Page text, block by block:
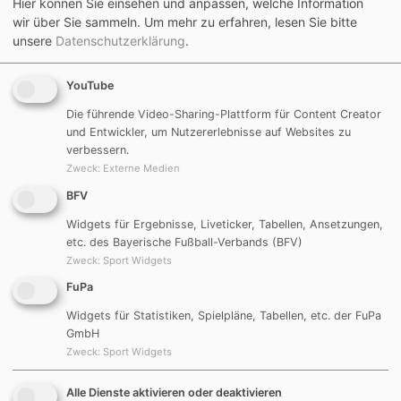
unter freiem Fußballhimmel bei uns für den
Seniorenbereich nach Pfingsten möglich sein wird.
Im Jugendbereich klären wir mit unseren Partnern in
den Spielgemeinschaften die weitere Vorgehensweise.
Der Kinderspielplatz ist ab sofort wieder freigegeben.
Leider muss auf Grund behördlicher Vorgaben auch
weiterhin noch der komplette Innenbereich gesperrt
bleiben.
Also sind weiterhin keinerlei Aktivitäten im
Fitnessraum und in der Gymnastikhalle möglich (kein
Tischtennis,
kein Pilates, kein Indoor Cycling usw.). Auch die
Duschen, Umkleiden und der Gastbereich
müssen komplett geschlossen bleiben.
wir über Sie sammeln. Um mehr zu erfahren, lesen Sie bitte
unsere Datenschutzerklärung.
YouTube
Die führende Video-Sharing-Plattform für Content Creator
und Entwickler, um Nutzererlebnisse auf Websites zu
verbessern.
Zweck: Externe Medien
BFV
Widgets für Ergebnisse, Liveticker, Tabellen, Ansetzungen,
etc. des Bayerische Fußball-Verbands (BFV)
Zweck: Sport Widgets
FuPa
Widgets für Statistiken, Spielpläne, Tabellen, etc. der FuPa
GmbH
Zweck: Sport Widgets
Alle Dienste aktivieren oder deaktivieren